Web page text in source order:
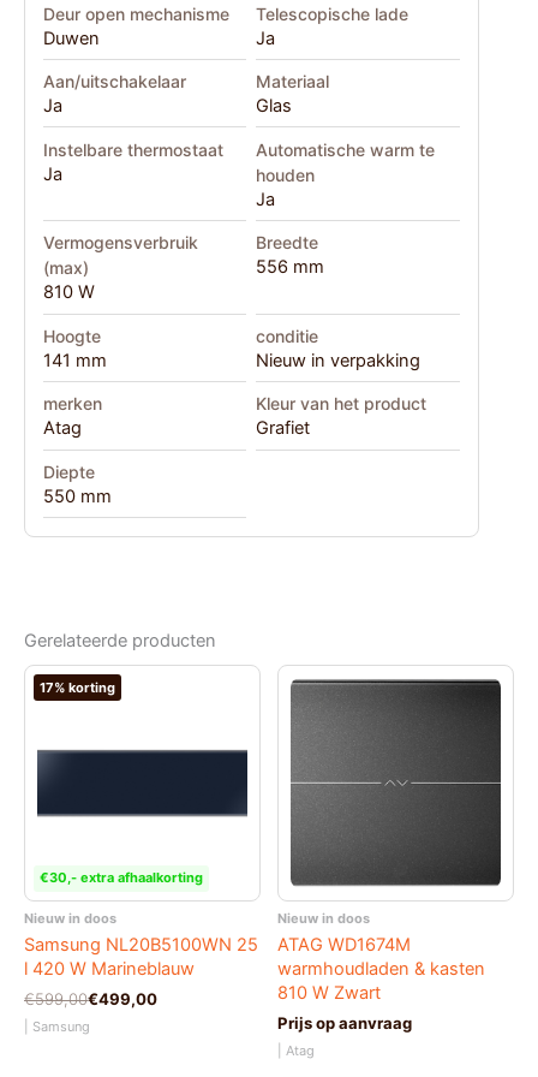
Deur open mechanisme
Duwen
Telescopische lade
Ja
Aan/uitschakelaar
Ja
Materiaal
Glas
Instelbare thermostaat
Ja
Automatische warm te
houden
Ja
Vermogensverbruik
(max)
810 W
Breedte
556 mm
Hoogte
141 mm
conditie
Nieuw in verpakking
merken
Atag
Kleur van het product
Grafiet
Diepte
550 mm
Gerelateerde producten
€30,- extra afhaalkorting
17% korting
Nieuw in doos
Samsung NL20B5100WN 25
l 420 W Marineblauw
€599,00
Oorspronkelijke
prijs
was:
€499,00
Huidige
prijs
is:
| Samsung
Nieuw in doos
ATAG WD1674M
warmhoudladen & kasten
810 W Zwart
Prijs op aanvraag
| Atag